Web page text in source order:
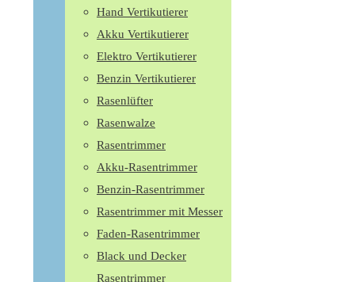
einzuklappenHand Vertikutierer
Akku Vertikutierer
Elektro Vertikutierer
Benzin Vertikutierer
Rasenlüfter
Rasenwalze
Rasentrimmer
Akku-Rasentrimmer
Benzin-Rasentrimmer
Rasentrimmer mit Messer
Faden-Rasentrimmer
Black und Decker
Rasentrimmer